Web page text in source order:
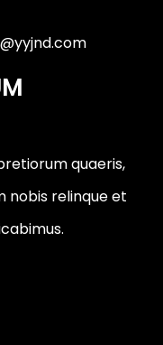
quaeris,
nobis relinque et